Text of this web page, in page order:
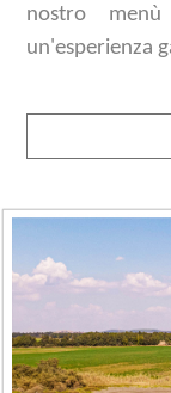
nostro
un'esperienza